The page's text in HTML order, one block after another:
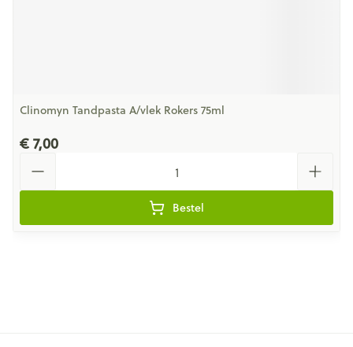
Clinomyn Tandpasta A/vlek Rokers 75ml
€ 7,00
Bestel